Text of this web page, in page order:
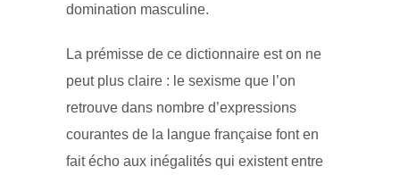
domination masculine.
La prémisse de ce dictionnaire est on ne
peut plus claire : le sexisme que l’on
retrouve dans nombre d’expressions
courantes de la langue française font en
fait écho aux inégalités qui existent entre